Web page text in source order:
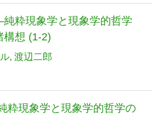
粋現象学と現象学的哲学
構想 (1-2)
渡辺二郎
粋現象学と現象学的哲学の